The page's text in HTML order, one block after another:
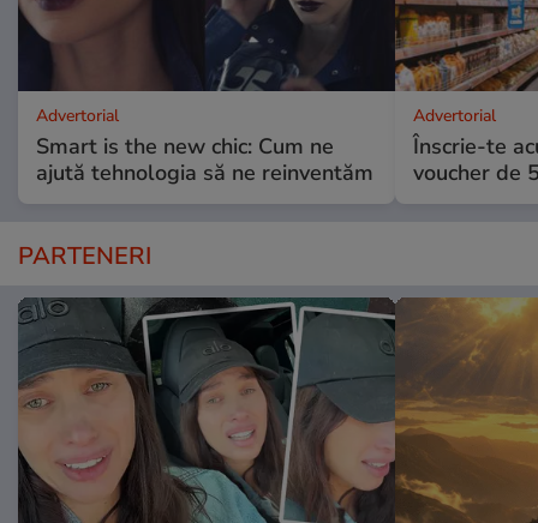
Advertorial
Smart is the new chic: Cum ne
ajută tehnologia să ne reinventăm
Advertorial
Înscrie-te
voucher de
PARTENERI